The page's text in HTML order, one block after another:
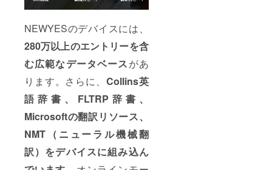
NEWYESのデバイスには、
280万以上のエントリーを含
む広範なデータベースがあ
ります。さらに、 Collins英
語辞書、FLTRP辞書、
Microsoftの翻訳リソース、
NMT（ニューラル機械翻
訳）をデバイスに組み込ん